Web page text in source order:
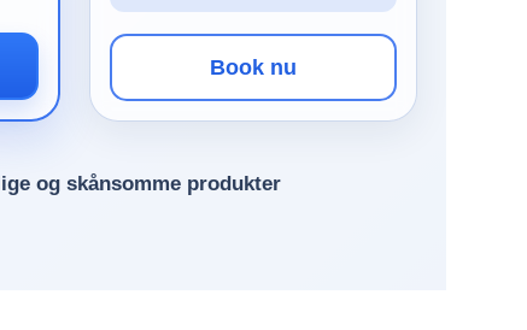
Book nu
og skånsomme produkter